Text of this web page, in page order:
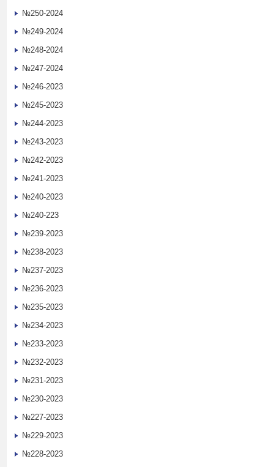
№250-2024
№249-2024
№248-2024
№247-2024
№246-2023
№245-2023
№244-2023
№243-2023
№242-2023
№241-2023
№240-2023
№240-223
№239-2023
№238-2023
№237-2023
№236-2023
№235-2023
№234-2023
№233-2023
№232-2023
№231-2023
№230-2023
№227-2023
№229-2023
№228-2023